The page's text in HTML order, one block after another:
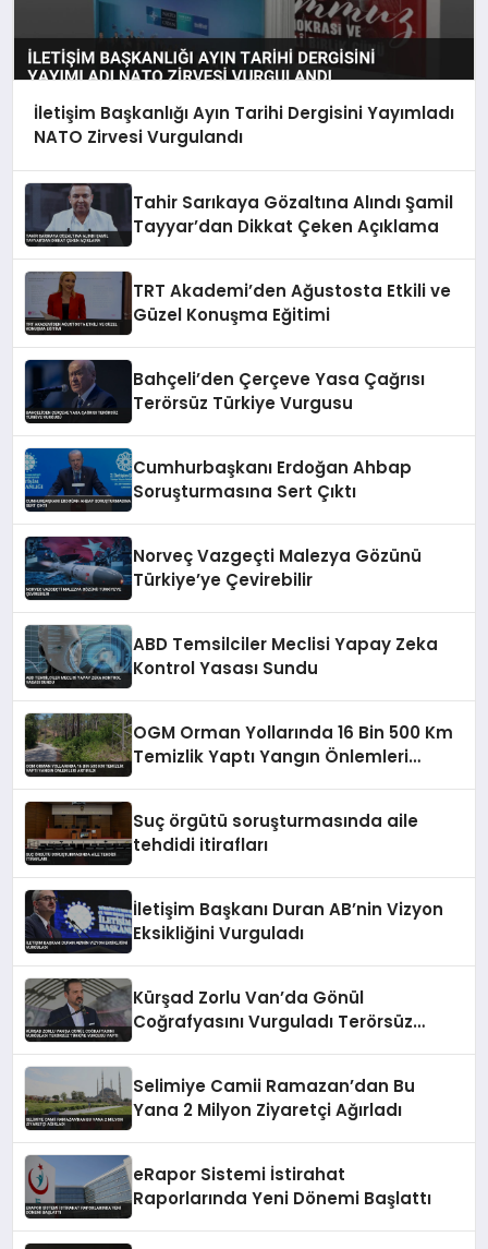
İletişim Başkanlığı Ayın Tarihi Dergisini Yayımladı
NATO Zirvesi Vurgulandı
Tahir Sarıkaya Gözaltına Alındı Şamil
Tayyar’dan Dikkat Çeken Açıklama
TRT Akademi’den Ağustosta Etkili ve
Güzel Konuşma Eğitimi
Bahçeli’den Çerçeve Yasa Çağrısı
Terörsüz Türkiye Vurgusu
Cumhurbaşkanı Erdoğan Ahbap
Soruşturmasına Sert Çıktı
Norveç Vazgeçti Malezya Gözünü
Türkiye’ye Çevirebilir
ABD Temsilciler Meclisi Yapay Zeka
Kontrol Yasası Sundu
OGM Orman Yollarında 16 Bin 500 Km
Temizlik Yaptı Yangın Önlemleri
Suç örgütü soruşturmasında aile
tehdidi itirafları
İletişim Başkanı Duran AB’nin Vizyon
Eksikliğini Vurguladı
Kürşad Zorlu Van’da Gönül
Coğrafyasını Vurguladı Terörsüz
Selimiye Camii Ramazan’dan Bu
Yana 2 Milyon Ziyaretçi Ağırladı
eRapor Sistemi İstirahat
Raporlarında Yeni Dönemi Başlattı